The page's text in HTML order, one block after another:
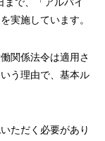
実施しています。
関係法令は適用さ
う理由で、基本ル
ただく必要があり